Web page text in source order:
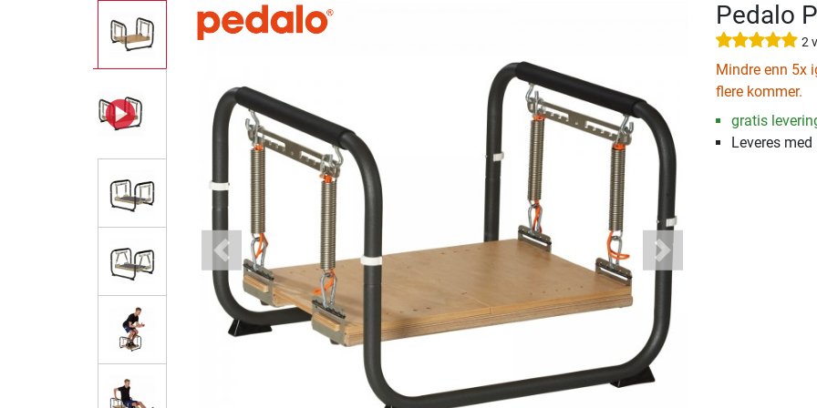
Previous Next
Pedalo
2
Mindre enn 5x
flere kommer.
gratis
Leveres med